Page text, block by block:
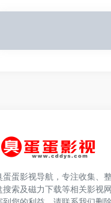
蛋蛋影视导航，专注收集、
搜索及磁力下载等相关影视